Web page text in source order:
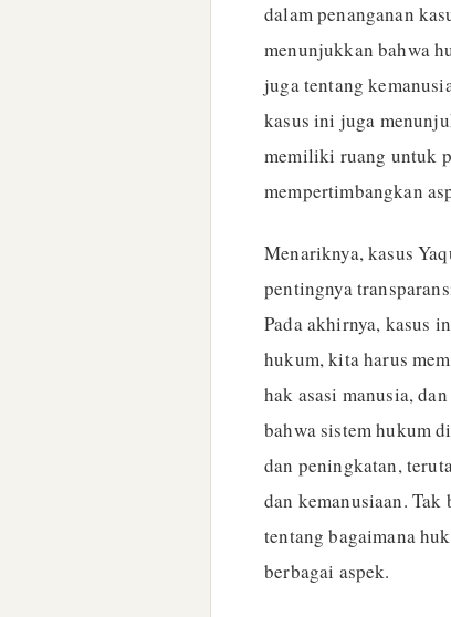
dalam penanganan
menunjukkan bahwa
juga tentang
kasus ini juga
memiliki ruang untuk
mempertimbangkan
Menariknya, kasus
pentingnya
Pada akhirnya, kasus
hukum, kita harus
hak asasi manusia,
bahwa sistem hukum
dan peningkatan,
dan kemanusiaan.
tentang bagaimana
berbagai aspek.